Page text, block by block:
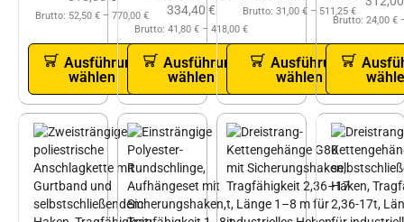
Brutto: 52,50 € – 770,00 €
Ausführung
wählen
334,40 €
Brutto: 41,80 € – 418,00 €
Ausführung
wählen
Brutto: 31,00 €– 511,25 €
Ausführung
wählen
Brutto: 24,00 €